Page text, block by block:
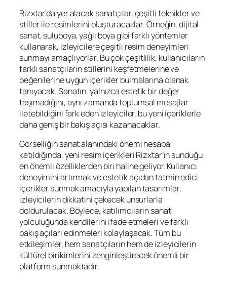
Rizxtar’da yer alacak sanatçılar, çeşitli teknikler ve
stiller ile resimlerini oluşturacaklar. Örneğin, dijital
sanat, suluboya, yağlı boya gibi farklı yöntemler
kullanarak, izleyicilere çeşitli resim deneyimleri
sunmayı amaçlıyorlar. Bu çok çeşitlilik, kullanıcıların
farklı sanatçıların stillerini keşfetmelerine ve
beğenilerine uygun içerikler bulmalarına olanak
tanıyacak. Sanatın, yalnızca estetik bir değer
taşımadığını, aynı zamanda toplumsal mesajlar
iletebildiğini fark eden izleyiciler, bu yeni içeriklerle
daha geniş bir bakış açısı kazanacaklar.
Görselliğin sanat alanındaki önemi hesaba
katıldığında, yeni resim içerikleri Rizxtar’ın sunduğu
en önemli özelliklerden biri haline geliyor. Kullanıcı
deneyimini artırmak ve estetik açıdan tatmin edici
içerikler sunmak amacıyla yapılan tasarımlar,
izleyicilerin dikkatini çekecek unsurlarla
doldurulacak. Böylece, katılımcıların sanat
yolculuğunda kendilerini ifade etmeleri ve farklı
bakış açıları edinmeleri kolaylaşacak. Tüm bu
etkileşimler, hem sanatçıların hem de izleyicilerin
kültürel birikimlerini zenginleştirecek önemli bir
platform sunmaktadır.